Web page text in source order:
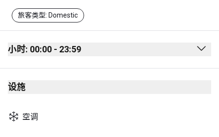
旅客类型: Domestic
小时: 00:00 - 23:59
Monday 00:00 - 23:59
Tuesday
Thursday
设施
空调